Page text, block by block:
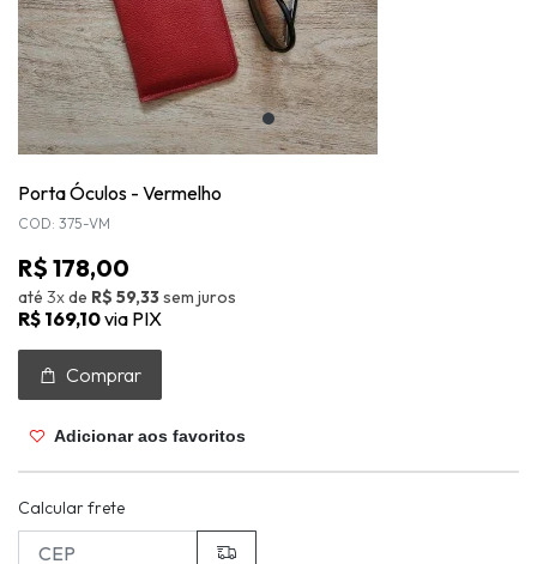
Porta Óculos - Vermelho
COD: 375-VM
R$ 178,00
até 3xde R$ 59,33sem juros
R$ 169,10via PIX
Comprar
Adicionar aos favoritos
Calcular frete